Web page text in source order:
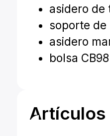
asidero de
soporte de
asidero
bolsa CB98
Artículos